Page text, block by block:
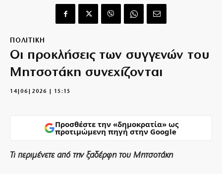
ΠΟΛΙΤΙΚΗ
Οι προκλήσεις των συγγενών του
Μητσοτάκη συνεχίζονται
14|06|2026 | 15:15
Προσθέστε την «δημοκρατία» ως
προτιμώμενη πηγή στην Google
Τι περιμένετε από την ξαδέρφη του Μητσοτάκη